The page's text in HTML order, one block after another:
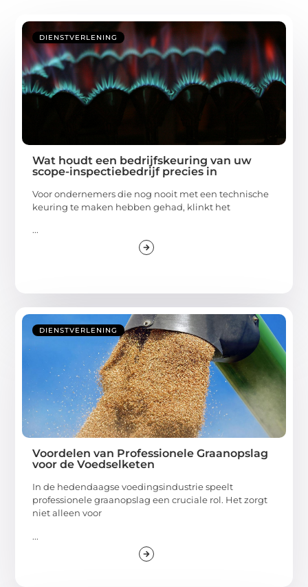
DIENSTVERLENING
Wat houdt een bedrijfskeuring van uw
scope-inspectiebedrijf precies in
Voor ondernemers die nog nooit met een technische
keuring te maken hebben gehad, klinkt het
...
DIENSTVERLENING
Voordelen van Professionele Graanopslag
voor de Voedselketen
In de hedendaagse voedingsindustrie speelt
professionele graanopslag een cruciale rol. Het zorgt
niet alleen voor
...